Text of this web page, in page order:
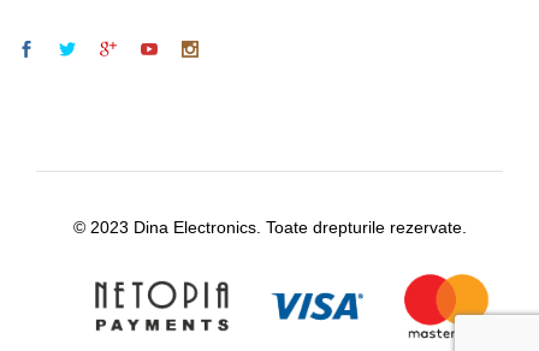
© 2023 Dina Electronics. Toate drepturile rezervate.